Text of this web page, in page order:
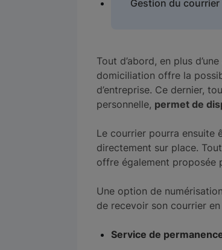
Gestion du courrier
Tout d’abord, en plus
domiciliation offre la
d’entreprise. Ce dernier,
personnelle, permet de
Le courrier pourra ensuite
directement sur place.
offre également proposée
Une option de
de recevoir son courrier
Service de